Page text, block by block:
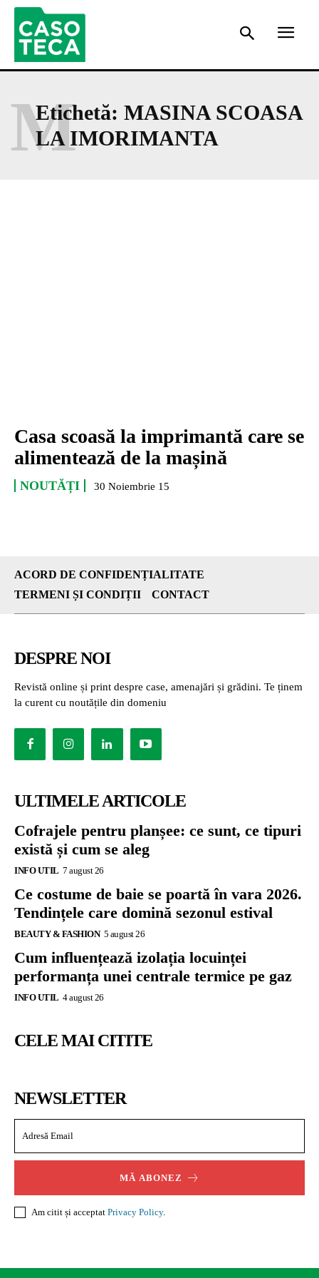
Etichetă: MASINA SCOASA
LA IMORIMANTA
M
Casa scoasă la imprimantă care se
alimentează de la mașină
NOUTĂȚI 30 Noiembrie 15
ACORD DE CONFIDENȚIALITATE
TERMENI ȘI CONDIȚII
CONTACT
DESPRE NOI
Revistă online și print despre case, amenajări și grădini. Te ținem
la curent cu noutățile din domeniu
ULTIMELE ARTICOLE
Cofrajele pentru planșee: ce sunt, ce tipuri
există și cum se aleg
INFO UTIL 7 august 26
Ce costume de baie se poartă în vara 2026.
Tendințele care domină sezonul estival
BEAUTY & FASHION 5 august 26
Cum influențează izolația locuinței
performanța unei centrale termice pe gaz
INFO UTIL 4 august 26
CELE MAI CITITE
NEWSLETTER
MĂ ABONEZ
Am citit și acceptat Privacy Policy.